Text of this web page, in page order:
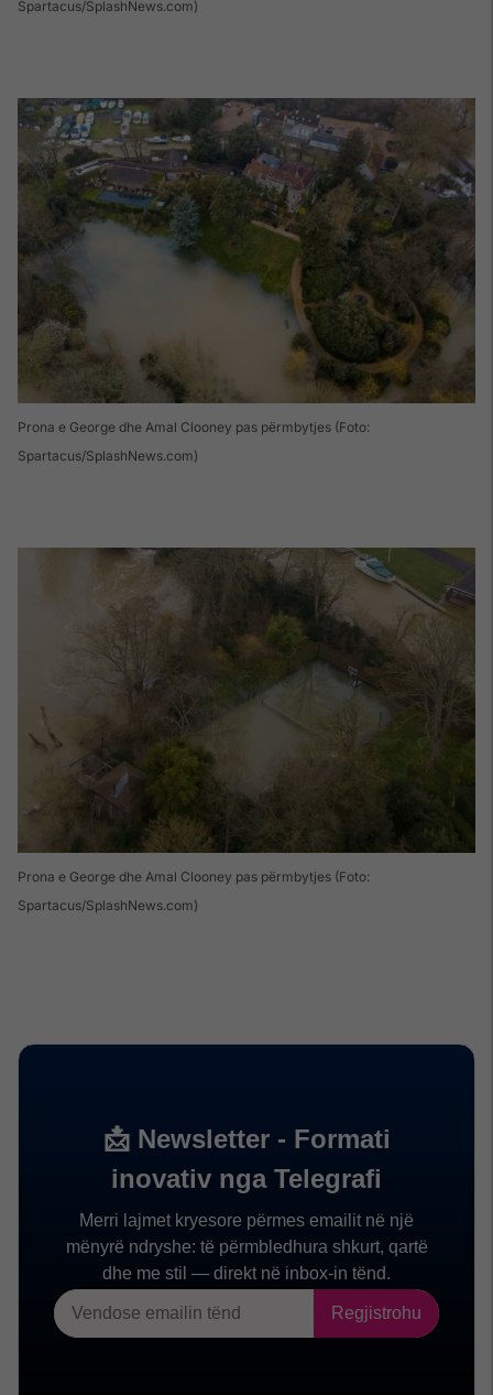
Spartacus/SplashNews.com)
Prona e George dhe Amal Clooney pas përmbytjes (Foto:
Spartacus/SplashNews.com)
Prona e George dhe Amal Clooney pas përmbytjes (Foto:
Spartacus/SplashNews.com)